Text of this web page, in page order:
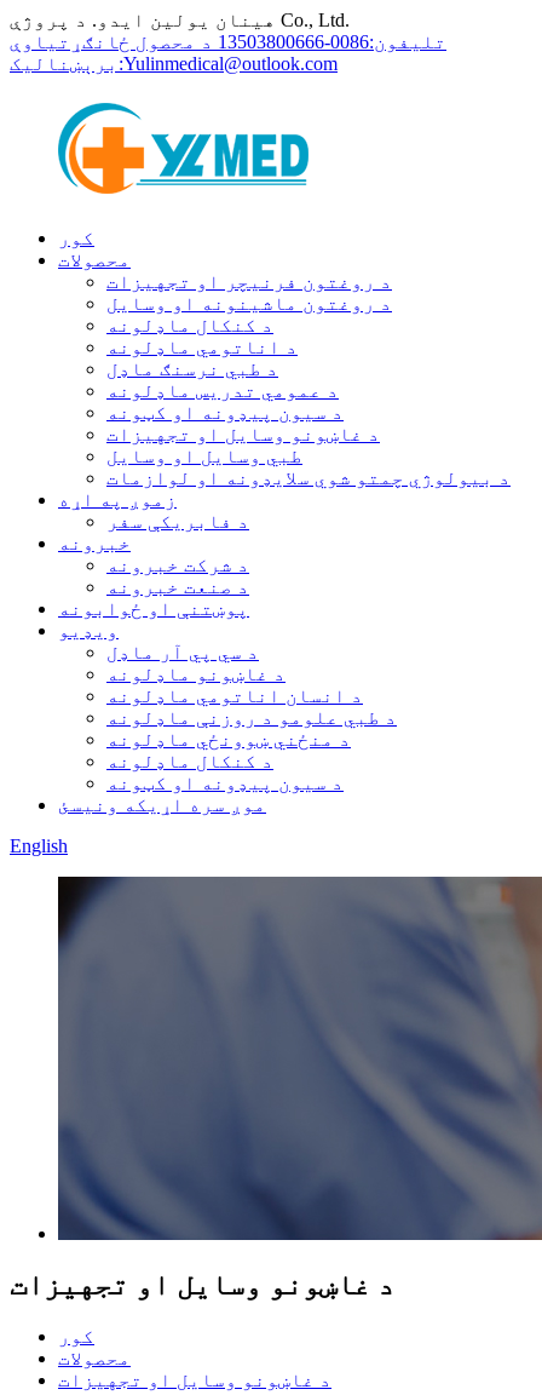
هینان یولین ایدو. د پروژې Co., Ltd.
تلیفون:0086-13503800666 د محصول ځانګړتیاوې
برېښنالیک:Yulinmedical@outlook.com
کور
محصولات
د روغتون فرنیچر او تجهیزات
د روغتون ماشینونه او وسایل
د کنکال ماډلونه
د اناتومي ماډلونه
د طبي نرسنګ ماډل
د عمومي تدریس ماډلونه
د سیون پیډونه او کټونه
د غاښونو وسایل او تجهیزات
طبي وسایل او وسایل
د بیولوژي چمتو شوي سلایډونه او لوازمات
زموږ په اړه
د فابریکې سفر
خبرونه
د شرکت خبرونه
د صنعت خبرونه
پوښتنې او ځوابونه
ویډیو
د سي پي آر ماډل
د غاښونو ماډلونه
د انسان اناتومي ماډلونه
د طبي علومو د روزنې ماډلونه
د منځني ښوونځي ماډلونه
د کنکال ماډلونه
د سیون پیډونه او کټونه
موږ سره اړیکه ونیسئ
English
د غاښونو وسایل او تجهیزات
کور
محصولات
د غاښونو وسایل او تجهیزات